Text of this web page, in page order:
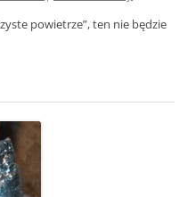
powietrze”, ten nie będzie